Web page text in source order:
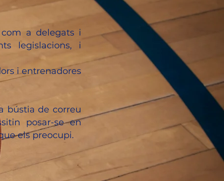
a delegats i
legislacions, i
i entrenadores
bústia de correu
posar-se en
els preocupi.